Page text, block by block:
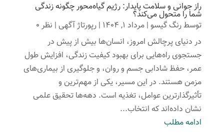
راز جوانی و سلامت پایدار: رژیم گیاه‌محور چگونه زندگی
شما را متحول می‌کند؟
توسطرنگ گیسو| مرداد 1, 1404 | رپورتاژ آگهی| نظر 0
در دنیای پرچالش امروز، انسان‌ها بیش از پیش در
جستجوی راه‌هایی برای بهبود کیفیت زندگی، افزایش طول
عمر، حفظ شادابی جسم و روان، و جلوگیری از بیماری‌های
مزمن هستند. در این مسیر، یکی از مهم‌ترین و
تأثیرگذارترین عوامل، تغذیه است. دهه‌ها تحقیق علمی
نشان داده‌اند که انتخاب...
ادامه مطلب